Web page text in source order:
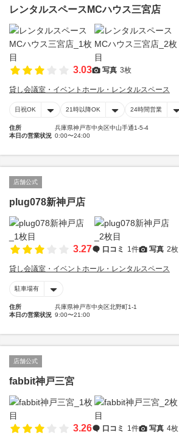
レンタルスペースMCハウス三宮店
3.03 写真 3枚
貸し会議室・イベントホール・レンタルスペース
日祝OK 21時以降OK 24時間営業
住所
兵庫県神戸市中央区中山手通1-5-4
本日の営業状況 0:00〜24:00
店舗公式
plug078新神戸店
3.27 口コミ 1件 写真 2枚
貸し会議室・イベントホール・レンタルスペース
駐車場有
住所
兵庫県神戸市中央区北野町1-1
本日の営業状況 9:00〜21:00
店舗公式
fabbit神戸三宮
3.26 口コミ 1件 写真 4枚